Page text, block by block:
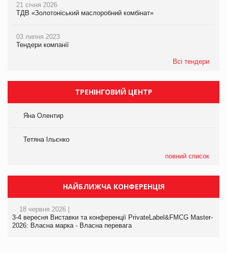
21 січня 2026
ТДВ «Золотоніський маслоробний комбінат»
03 липня 2023
Тендери компанії
Всі тендери
ТРЕНІНГОВИЙ ЦЕНТР
Яна Олентир
Тетяна Ільєнко
повний список
НАЙБЛИЖЧА КОНФЕРЕНЦІЯ
18 червня 2026 |
3-4 вересня Виставки та конференції PrivateLabel&FMCG Master-
2026: Власна марка - Власна перевага